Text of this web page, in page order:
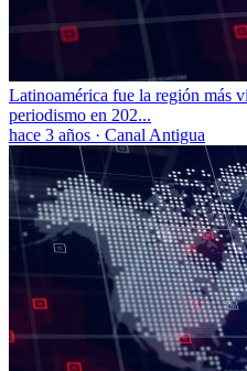
Latinoamérica fue la región más
periodismo en 202...
hace 3 años · Canal Antigua